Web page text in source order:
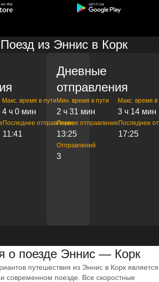
из Эннис в Корк
Макс. время в пути
4 ч 0 мин
Последнее отправление
11:41
Дневные
отправления
Мин. время в пути
2 ч 31 мин
Макс. время в
3 ч 14 мин
Первое отправление
13:25
Последнее
17:25
Отправлений
3
о поезде Эннис — Корк
путешествия из Эннис в Корк является
современном поезде. Все скоростные